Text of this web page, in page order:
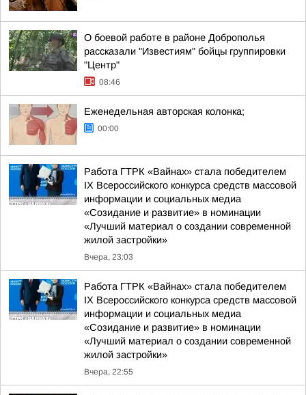
О боевой работе в районе Доброполья
рассказали "Известиям" бойцы группировки
"Центр"
08:46
Еженедельная авторская колонка;
00:00
Работа ГТРК «Вайнах» стала победителем
IX Всероссийского конкурса средств массовой
информации и социальных медиа
«Созидание и развитие» в номинации
«Лучший материал о создании современной
жилой застройки»
Вчера, 23:03
Работа ГТРК «Вайнах» стала победителем
IX Всероссийского конкурса средств массовой
информации и социальных медиа
«Созидание и развитие» в номинации
«Лучший материал о создании современной
жилой застройки»
Вчера, 22:55